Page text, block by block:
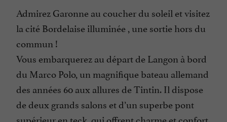
Admirez Garonne au coucher du soleil et visitez
la cité Bordelaise illuminée , une sortie hors du
commun !
Vous embarquerez au départ de Langon à bord
du Marco Polo, un magnifique bateau allemand
des années 60 aux allures de Tintin. Il dispose
de deux grands salons et d’un superbe pont
supérieur en teck, qui offrent charme et confort.